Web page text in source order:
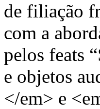
de filiação
com a
pelos feats
e objetos
</em> e